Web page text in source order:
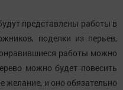
представлены работы в
поделки из перьев,
работы можно
можно будет повесить
желание, и оно обязательно